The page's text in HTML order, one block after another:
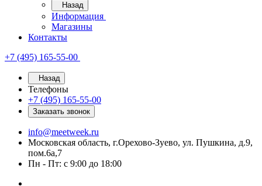
Назад
Информация
Магазины
Контакты
+7 (495) 165-55-00
Назад
Телефоны
+7 (495) 165-55-00
Заказать звонок
info@meetweek.ru
Московская область, г.Орехово-Зуево, ул. Пушкина, д.9,
пом.6а,7
Пн - Пт: с 9:00 до 18:00